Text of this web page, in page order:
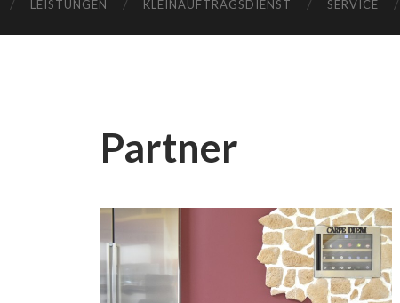
LEISTUNGEN KLEINAUFTRAGSDIENST SERVICE
Partner